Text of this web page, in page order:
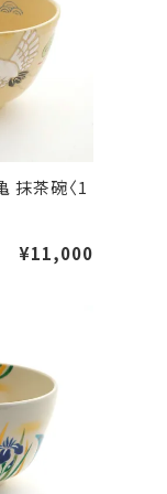
抹茶碗〈1
¥11,000